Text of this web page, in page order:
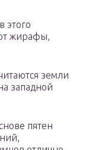
этого
жирафы,
земли
западной
пятен